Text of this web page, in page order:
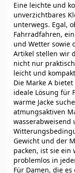
Eine leichte und
unverzichtbares
unterwegs. Egal,
Fahrradfahren,
und Wetter sowie
Artikel stellen wir
nicht nur
leicht und
Die Marke A
ideale Lösung für
warme Jacke
atmungsaktiven
Gewicht und der
packen, ist sie ein
problemlos in
Für Damen, die